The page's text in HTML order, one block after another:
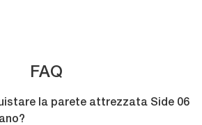
FAQ
la parete attrezzata Side 06